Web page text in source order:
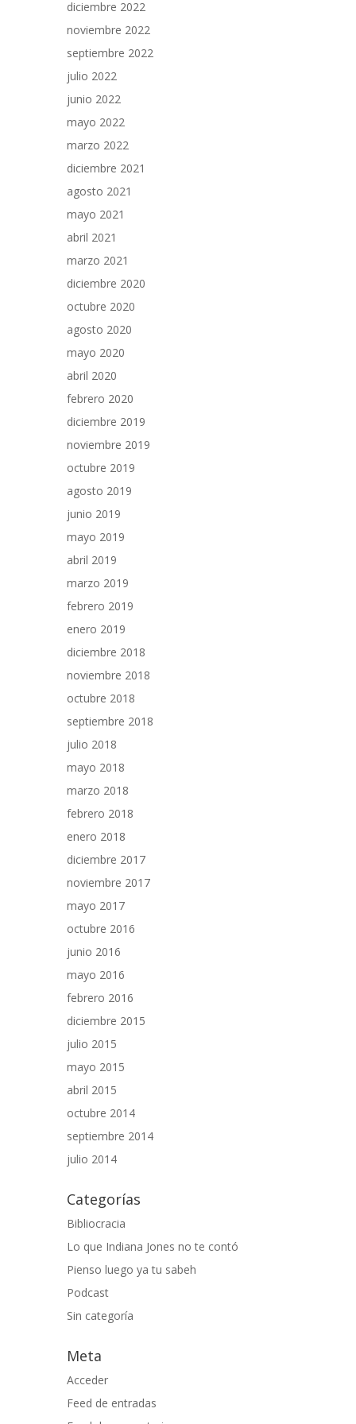
diciembre 2022
noviembre 2022
septiembre 2022
julio 2022
junio 2022
mayo 2022
marzo 2022
diciembre 2021
agosto 2021
mayo 2021
abril 2021
marzo 2021
diciembre 2020
octubre 2020
agosto 2020
mayo 2020
abril 2020
febrero 2020
diciembre 2019
noviembre 2019
octubre 2019
agosto 2019
junio 2019
mayo 2019
abril 2019
marzo 2019
febrero 2019
enero 2019
diciembre 2018
noviembre 2018
octubre 2018
septiembre 2018
julio 2018
mayo 2018
marzo 2018
febrero 2018
enero 2018
diciembre 2017
noviembre 2017
mayo 2017
octubre 2016
junio 2016
mayo 2016
febrero 2016
diciembre 2015
julio 2015
mayo 2015
abril 2015
octubre 2014
septiembre 2014
julio 2014
Categorías
Bibliocracia
Lo que Indiana Jones no te contó
Pienso luego ya tu sabeh
Podcast
Sin categoría
Meta
Acceder
Feed de entradas